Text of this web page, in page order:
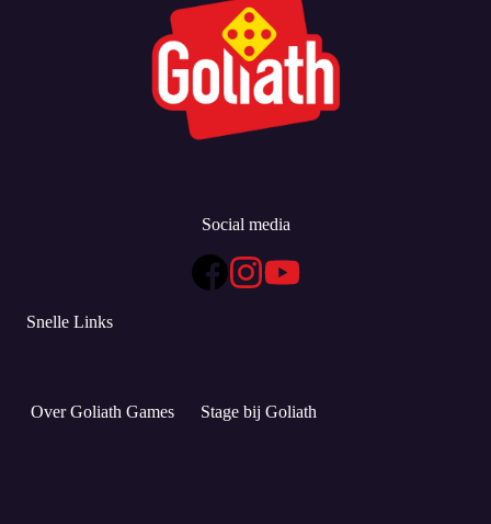
Social media
Snelle Links
Over Goliath Games Stage bij Goliath